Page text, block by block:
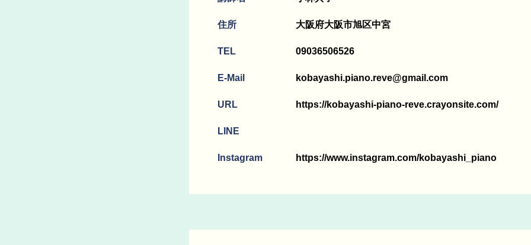
​住所 大阪府大阪市旭区中宮
TEL 09036506526
E-Mail kobayashi.piano.reve@gmail.com
URL https://kobayashi-piano-reve.crayonsite.com/
LINE
Instagram https://www.instagram.com/kobayashi_piano